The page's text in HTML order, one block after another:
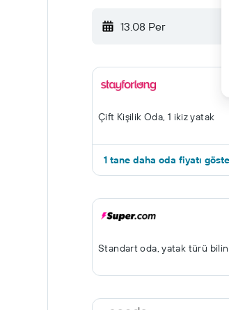
13.08 Per
Çift ​Kişilik Oda, 1 ikiz yatak
1 tane daha oda fiyatı
Standart oda, yatak türü